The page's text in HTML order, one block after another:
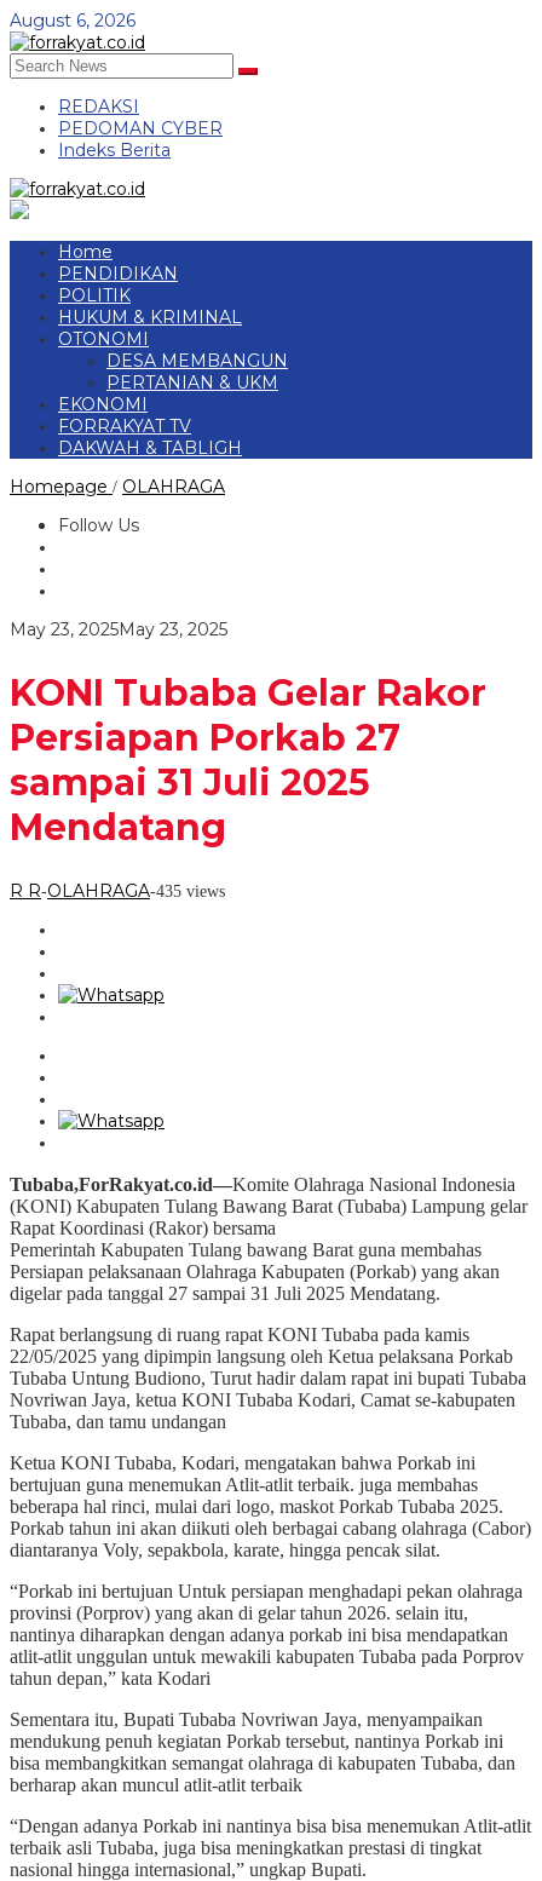
Skip
to
content
August 6, 2026
REDAKSI
PEDOMAN CYBER
Indeks Berita
Home
PENDIDIKAN
POLITIK
HUKUM & KRIMINAL
OTONOMI
DESA MEMBANGUN
PERTANIAN & UKM
EKONOMI
FORRAKYAT TV
DAKWAH & TABLIGH
Homepage / OLAHRAGA
sampai
31
Mendatang
Follow Us
May 23, 2025May 23, 2025by
KONI Tubaba Gelar Rakor
Persiapan Porkab 27
sampai 31 Juli 2025
Mendatang
R R-OLAHRAGA-435 views
Tubaba,ForRakyat.co.id—Komite Olahraga Nasional Indonesia
(KONI) Kabupaten Tulang Bawang Barat (Tubaba) Lampung gelar
Rapat Koordinasi (Rakor) bersama
Pemerintah Kabupaten Tulang bawang Barat guna membahas
Persiapan pelaksanaan Olahraga Kabupaten (Porkab) yang akan
digelar pada tanggal 27 sampai 31 Juli 2025 Mendatang.
Rapat berlangsung di ruang rapat KONI Tubaba pada kamis
22/05/2025 yang dipimpin langsung oleh Ketua pelaksana Porkab
Tubaba Untung Budiono, Turut hadir dalam rapat ini bupati Tubaba
Novriwan Jaya, ketua KONI Tubaba Kodari, Camat se-kabupaten
Tubaba, dan tamu undangan
Ketua KONI Tubaba, Kodari, mengatakan bahwa Porkab ini
bertujuan guna menemukan Atlit-atlit terbaik. juga membahas
beberapa hal rinci, mulai dari logo, maskot Porkab Tubaba 2025.
Porkab tahun ini akan diikuti oleh berbagai cabang olahraga (Cabor)
diantaranya Voly, sepakbola, karate, hingga pencak silat.
“Porkab ini bertujuan Untuk persiapan menghadapi pekan olahraga
provinsi (Porprov) yang akan di gelar tahun 2026. selain itu,
nantinya diharapkan dengan adanya porkab ini bisa mendapatkan
atlit-atlit unggulan untuk mewakili kabupaten Tubaba pada Porprov
tahun depan,” kata Kodari
Sementara itu, Bupati Tubaba Novriwan Jaya, menyampaikan
mendukung penuh kegiatan Porkab tersebut, nantinya Porkab ini
bisa membangkitkan semangat olahraga di kabupaten Tubaba, dan
berharap akan muncul atlit-atlit terbaik
“Dengan adanya Porkab ini nantinya bisa bisa menemukan Atlit-atlit
terbaik asli Tubaba, juga bisa meningkatkan prestasi di tingkat
nasional hingga internasional,” ungkap Bupati.